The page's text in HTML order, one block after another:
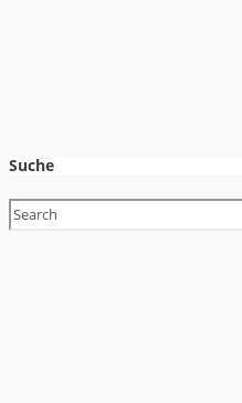
Suche